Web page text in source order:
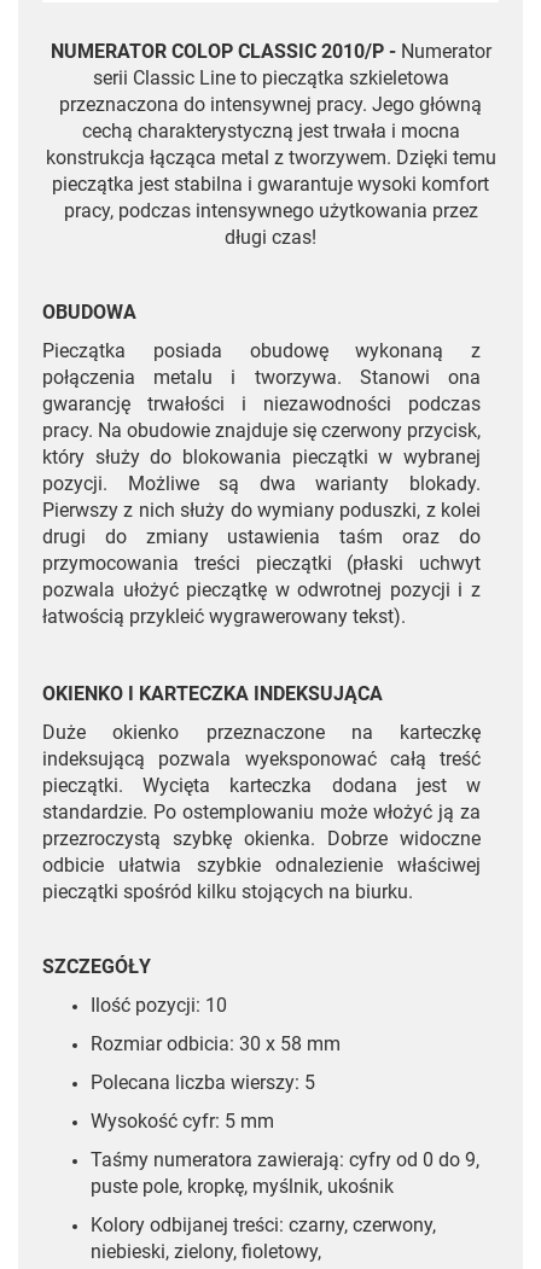
NUMERATOR COLOP CLASSIC 2010/P -Numerator
serii Classic Line to pieczątka szkieletowa
przeznaczona do intensywnej pracy. Jego główną
cechą charakterystyczną jest trwała i mocna
konstrukcja łącząca metal z tworzywem. Dzięki temu
pieczątka jest stabilna i gwarantuje wysoki komfort
pracy, podczas intensywnego użytkowania przez
długi czas!
OBUDOWA
Pieczątka posiada obudowę wykonaną z
połączenia metalu i tworzywa. Stanowi ona
gwarancję trwałości i niezawodności podczas
pracy. Na obudowie znajduje się czerwony przycisk,
który służy do blokowania pieczątki w wybranej
pozycji. Możliwe są dwa warianty blokady.
Pierwszy z nich służy do wymiany poduszki, z kolei
drugi do zmiany ustawienia taśm oraz do
przymocowania treści pieczątki (płaski uchwyt
pozwala ułożyć pieczątkę w odwrotnej pozycji i z
łatwością przykleić wygrawerowany tekst).
OKIENKO I KARTECZKA INDEKSUJĄCA
Duże okienko przeznaczone na karteczkę
indeksującą pozwala wyeksponować całą treść
pieczątki. Wycięta karteczka dodana jest w
standardzie. Po ostemplowaniu może włożyć ją za
przezroczystą szybkę okienka. Dobrze widoczne
odbicie ułatwia szybkie odnalezienie właściwej
pieczątki spośród kilku stojących na biurku.
SZCZEGÓŁY
Ilość pozycji: 10
Rozmiar odbicia: 30 x 58 mm
Polecana liczba wierszy: 5
Wysokość cyfr: 5 mm
Taśmy numeratora zawierają: cyfry od 0 do 9,
puste pole, kropkę, myślnik, ukośnik
Kolory odbijanej treści: czarny, czerwony,
niebieski, zielony, fioletowy,